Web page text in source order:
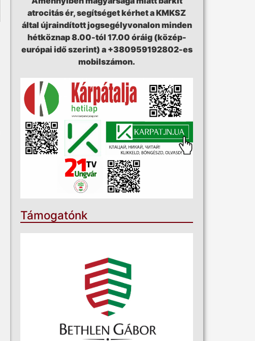
atrocitás ér, segítséget kérhet a KMKSZ
által újraindított jogsegélyvonalon minden
hétköznap 8.00-tól 17.00 óráig (közép-
európai idő szerint) a +380959192802-es
mobilszámon.
Támogatónk